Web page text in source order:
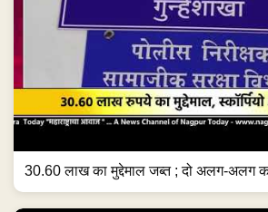
30.60 लाख का मुद्देमाल जब्त ; दो अलग-अलग